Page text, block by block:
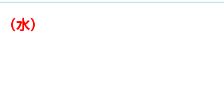
水）